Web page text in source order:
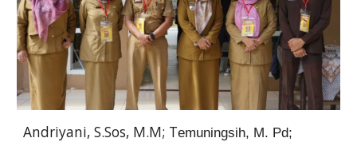
Andriyani, S.Sos, M.M; Temuningsih, M. Pd;